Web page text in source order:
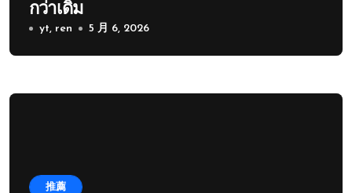
กว่าเดิม
yt, ren 5 月 6, 2026
推薦